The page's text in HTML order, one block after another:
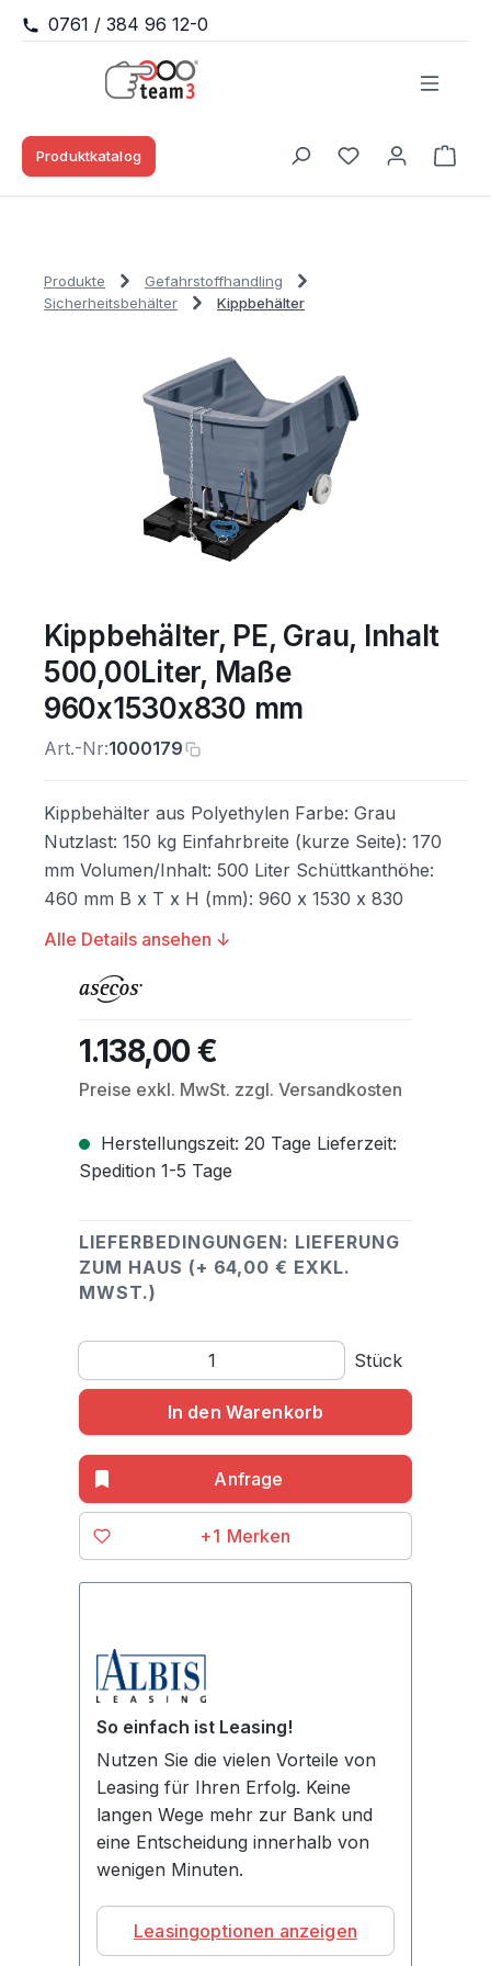
Zum Hauptinhalt springen
0761 / 384 96 12-0
Produktkatalog
Du hast 0
Produkte
Gefahrstoffhandling
Sicherheitsbehälter
Kippbehälter
Kippbehälter, PE, Grau, Inhalt
500,00Liter, Maße
960x1530x830 mm
Art.-Nr:1000179
Kippbehälter aus Polyethylen Farbe: Grau
Nutzlast: 150 kg Einfahrbreite (kurze Seite): 170
mm Volumen/Inhalt: 500 Liter Schüttkanthöhe:
460 mm B x T x H (mm): 960 x 1530 x 830
Alle Details ansehen ↓
Regulärer Preis:
1.138,00 €
Preise exkl. MwSt. zzgl. Versandkosten
Herstellungszeit: 20 Tage Lieferzeit:
Spedition 1-5 Tage
LIEFERBEDINGUNGEN: LIEFERUNG
ZUM HAUS (+ 64,00 € EXKL.
MWST.)
Produkt Anzahl: Gib den gewünschten Wert ein
Stück
In den Warenkorb
+1
So einfach ist Leasing!
Nutzen Sie die vielen Vorteile von
Leasing für Ihren Erfolg. Keine
langen Wege mehr zur Bank und
eine Entscheidung innerhalb von
wenigen Minuten.
Leasingoptionen anzeigen